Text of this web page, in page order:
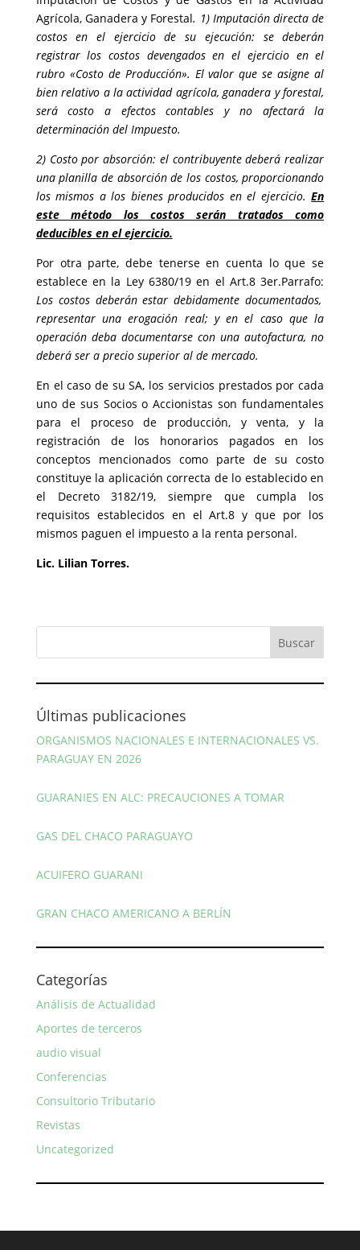
Agrícola, Ganadera y Forestal. 1) Imputación directa de
costos en el ejercicio de su ejecución: se deberán
registrar los costos devengados en el ejercicio en el
rubro «Costo de Producción». El valor que se asigne al
bien relativo a la actividad agrícola, ganadera y forestal,
será costo a efectos contables y no afectará la
determinación del Impuesto.
2) Costo por absorción: el contribuyente deberá realizar
una planilla de absorción de los costos, proporcionando
los mismos a los bienes producidos en el ejercicio.En
este método los costos serán tratados como
deducibles en el ejercicio.
Por otra parte, debe tenerse en cuenta lo que se
establece en la Ley 6380/19 en el Art.8 3er.Parrafo:
Los costos deberán estar debidamente documentados,
representar una erogación real; y en el caso que la
operación deba documentarse con una autofactura, no
deberá ser a precio superior al de mercado.
En el caso de su SA, los servicios prestados por cada
uno de sus Socios o Accionistas son fundamentales
para el proceso de producción, y venta, y la
registración de los honorarios pagados en los
conceptos mencionados como parte de su costo
constituye la aplicación correcta de lo establecido en
el Decreto 3182/19, siempre que cumpla los
requisitos establecidos en el Art.8 y que por los
mismos paguen el impuesto a la renta personal.
Lic. Lilian Torres.
Últimas publicaciones
ORGANISMOS NACIONALES E INTERNACIONALES VS.
PARAGUAY EN 2026
GUARANIES EN ALC: PRECAUCIONES A TOMAR
GAS DEL CHACO PARAGUAYO
ACUIFERO GUARANI
GRAN CHACO AMERICANO A BERLÍN
Categorías
Análisis de Actualidad
Aportes de terceros
audio visual
Conferencias
Consultorio Tributario
Revistas
Uncategorized